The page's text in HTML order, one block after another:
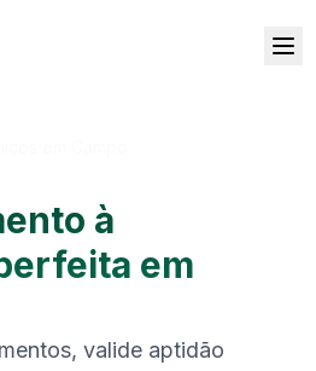
à
em
valide aptidão